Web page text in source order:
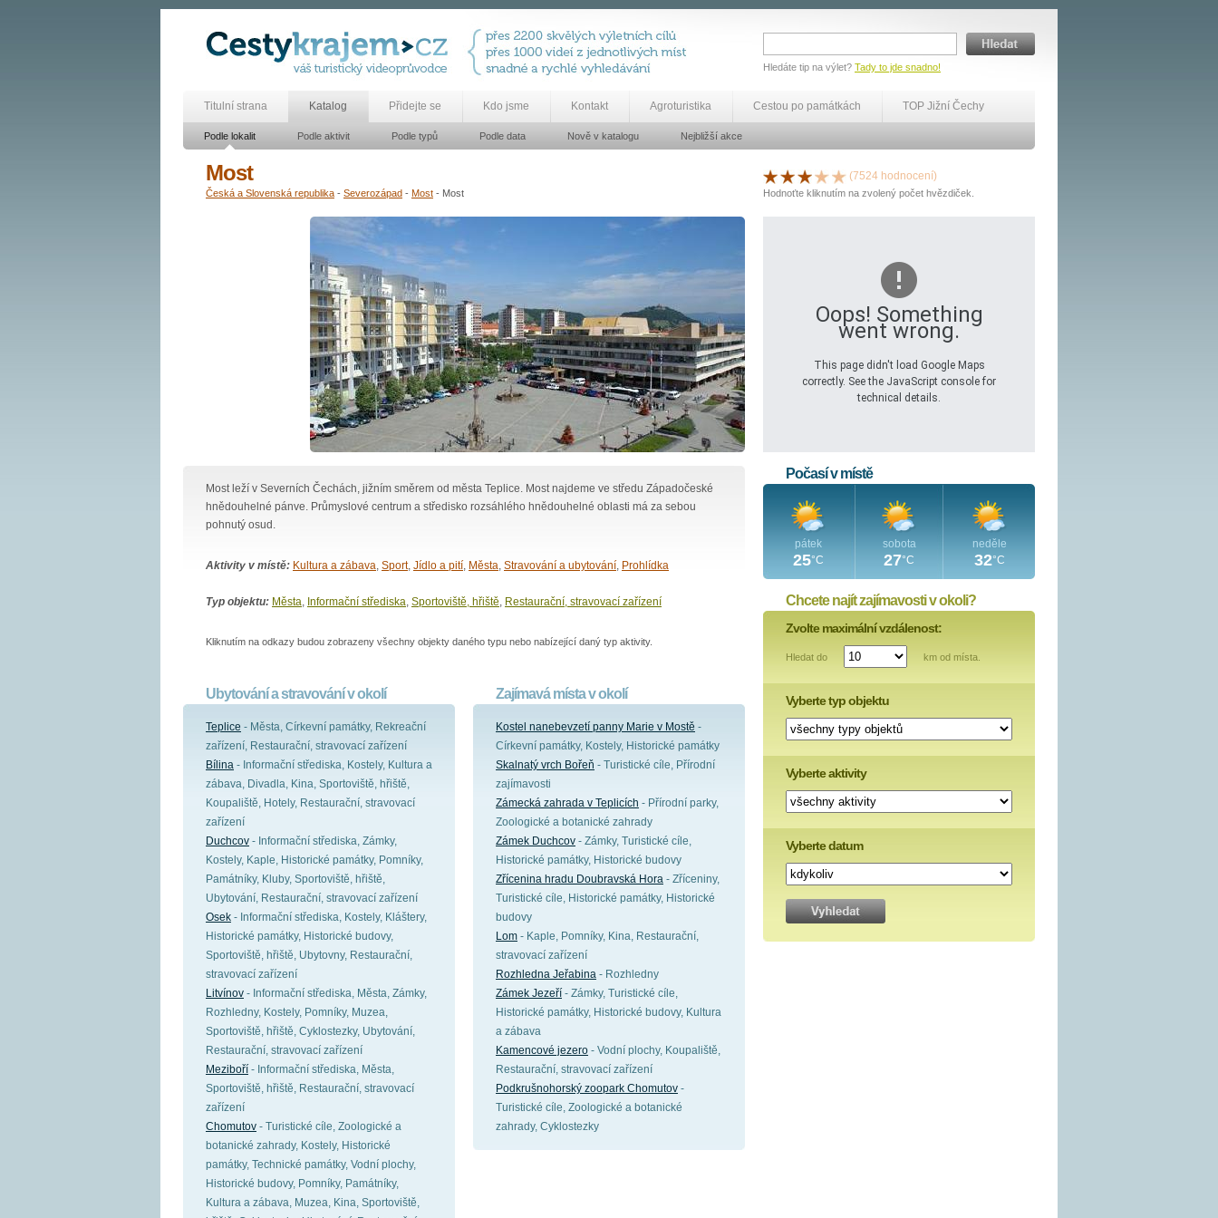
Hledáte tip na výlet? Tady to jde snadno!
Titulní strana Katalog Přidejte se Kdo jsme Kontakt Agroturistika Cestou po památkách TOP Jižní Čechy
Podle lokalit Podle aktivit Podle typů Podle data Nově v katalogu Nejbližší akce
Most
Česká a Slovenská republika - Severozápad - Most - Most
Most leží v Severních Čechách, jižním směrem od města Teplice. Most najdeme ve středu Západočeské
hnědouhelné pánve. Průmyslové centrum a středisko rozsáhlého hnědouhelné oblasti má za sebou
pohnutý osud.
Aktivity v místě: Kultura a zábava, Sport, Jídlo a pití, Města, Stravování a ubytování, Prohlídka
Typ objektu: Města, Informační střediska, Sportoviště, hřiště, Restaurační, stravovací zařízení
Kliknutím na odkazy budou zobrazeny všechny objekty daného typu nebo nabízející daný typ aktivity.
Ubytování a stravování v okolí
Teplice - Města, Církevní památky, Rekreační
zařízení, Restaurační, stravovací zařízení
Bílina - Informační střediska, Kostely, Kultura a
zábava, Divadla, Kina, Sportoviště, hřiště,
Koupaliště, Hotely, Restaurační, stravovací
zařízení
Duchcov - Informační střediska, Zámky,
Kostely, Kaple, Historické památky, Pomníky,
Památníky, Kluby, Sportoviště, hřiště,
Ubytování, Restaurační, stravovací zařízení
Osek - Informační střediska, Kostely, Kláštery,
Historické památky, Historické budovy,
Sportoviště, hřiště, Ubytovny, Restaurační,
stravovací zařízení
Litvínov - Informační střediska, Města, Zámky,
Rozhledny, Kostely, Pomníky, Muzea,
Sportoviště, hřiště, Cyklostezky, Ubytování,
Restaurační, stravovací zařízení
Meziboří - Informační střediska, Města,
Sportoviště, hřiště, Restaurační, stravovací
zařízení
Chomutov - Turistické cíle, Zoologické a
botanické zahrady, Kostely, Historické
památky, Technické památky, Vodní plochy,
Historické budovy, Pomníky, Památníky,
Kultura a zábava, Muzea, Kina, Sportoviště,
Zajímavá místa v okolí
Kostel nanebevzetí panny Marie v Mostě -
Církevní památky, Kostely, Historické památky
Skalnatý vrch Bořeň - Turistické cíle, Přírodní
zajímavosti
Zámecká zahrada v Teplicích - Přírodní parky,
Zoologické a botanické zahrady
Zámek Duchcov - Zámky, Turistické cíle,
Historické památky, Historické budovy
Zřícenina hradu Doubravská Hora - Zříceniny,
Turistické cíle, Historické památky, Historické
budovy
Lom - Kaple, Pomníky, Kina, Restaurační,
stravovací zařízení
Rozhledna Jeřabina - Rozhledny
Zámek Jezeří - Zámky, Turistické cíle,
Historické památky, Historické budovy, Kultura
a zábava
Kamencové jezero - Vodní plochy, Koupaliště,
Restaurační, stravovací zařízení
Podkrušnohorský zoopark Chomutov -
Turistické cíle, Zoologické a botanické
zahrady, Cyklostezky
(7524 hodnocení)
Hodnoťte kliknutím na zvolený počet hvězdiček.
Oops! Something
went wrong.
This page didn't load Google Maps
correctly. See the JavaScript console for
technical details.
Počasí v místě
pátek
25°C
sobota
27°C
neděle
32°C
Chcete najít zajímavosti v okoli?
Zvolte maximální vzdálenost:
Hledat do km od místa.
Vyberte typ objektu
Vyberte aktivity
Vyberte datum